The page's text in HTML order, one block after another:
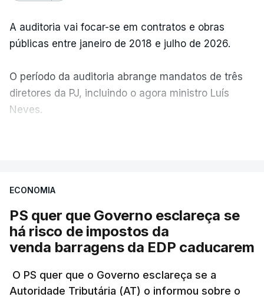
A auditoria vai focar-se em contratos e obras
públicas entre janeiro de 2018 e julho de 2026.
O período da auditoria abrange mandatos de três
diretores da PJ, incluindo o agora ministro Luís
Neves.
Não há prazos fixados para a conclusão desta
avaliação à Polícia Judiciária.
Do início da polémica com a revelação de obras a
título pessoal, numa propriedade no Alentejo, feitas
pelo mesmo empreiteiro contratado 17 vezes para
obras na Polícia Judiciária (PJ) até aos últimos dias,
ECONOMIA
PS quer que Governo esclareça se
há risco de impostos da
venda barragens da EDP caducarem
O PS quer que o Governo esclareça se a
Autoridade Tributária (AT) o informou sobre o